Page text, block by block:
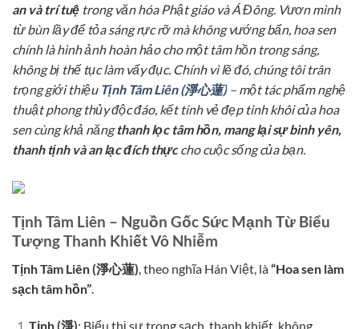
an và trí tuệ trong văn hóa Phật giáo và Á Đông. Vươn mình
từ bùn lầy để tỏa sáng rực rỡ mà không vướng bẩn, hoa sen
chính là hình ảnh hoàn hảo cho một tâm hồn trong sáng,
không bị thế tục làm vấy đục. Chính vì lẽ đó, chúng tôi trân
trọng giới thiệu Tịnh Tâm Liên (淨心蓮) – một tác phẩm nghệ
thuật phong thủy độc đáo, kết tinh vẻ đẹp tinh khôi của hoa
sen cùng khả năngthanh lọc tâm hồn, mang lại sự bình yên,
thanh tịnh và an lạc đích thực cho cuộc sống của bạn.
Tịnh Tâm Liên – Nguồn Gốc Sức Mạnh Từ Biểu
Tượng Thanh Khiết Vô Nhiễm
Tịnh Tâm Liên (淨心蓮) , theo nghĩa Hán Việt, là“Hoa sen làm
sạch tâm hồn”
Tịnh (淨): Biểu thị sự trong sạch, thanh khiết, không